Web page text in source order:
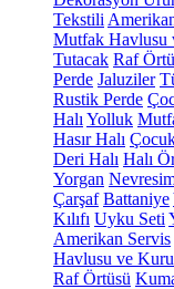
Tekstili
Mutfak Havlusu
Tutacak Raf
Perde Jaluziler
Rustik Perde
Halı Yolluk
Hasır Halı
Deri Halı Halı
Yorgan
Çarşaf Battaniye
Kılıfı Uyku Seti
Amerikan Servis
Havlusu ve
Raf Örtüsü